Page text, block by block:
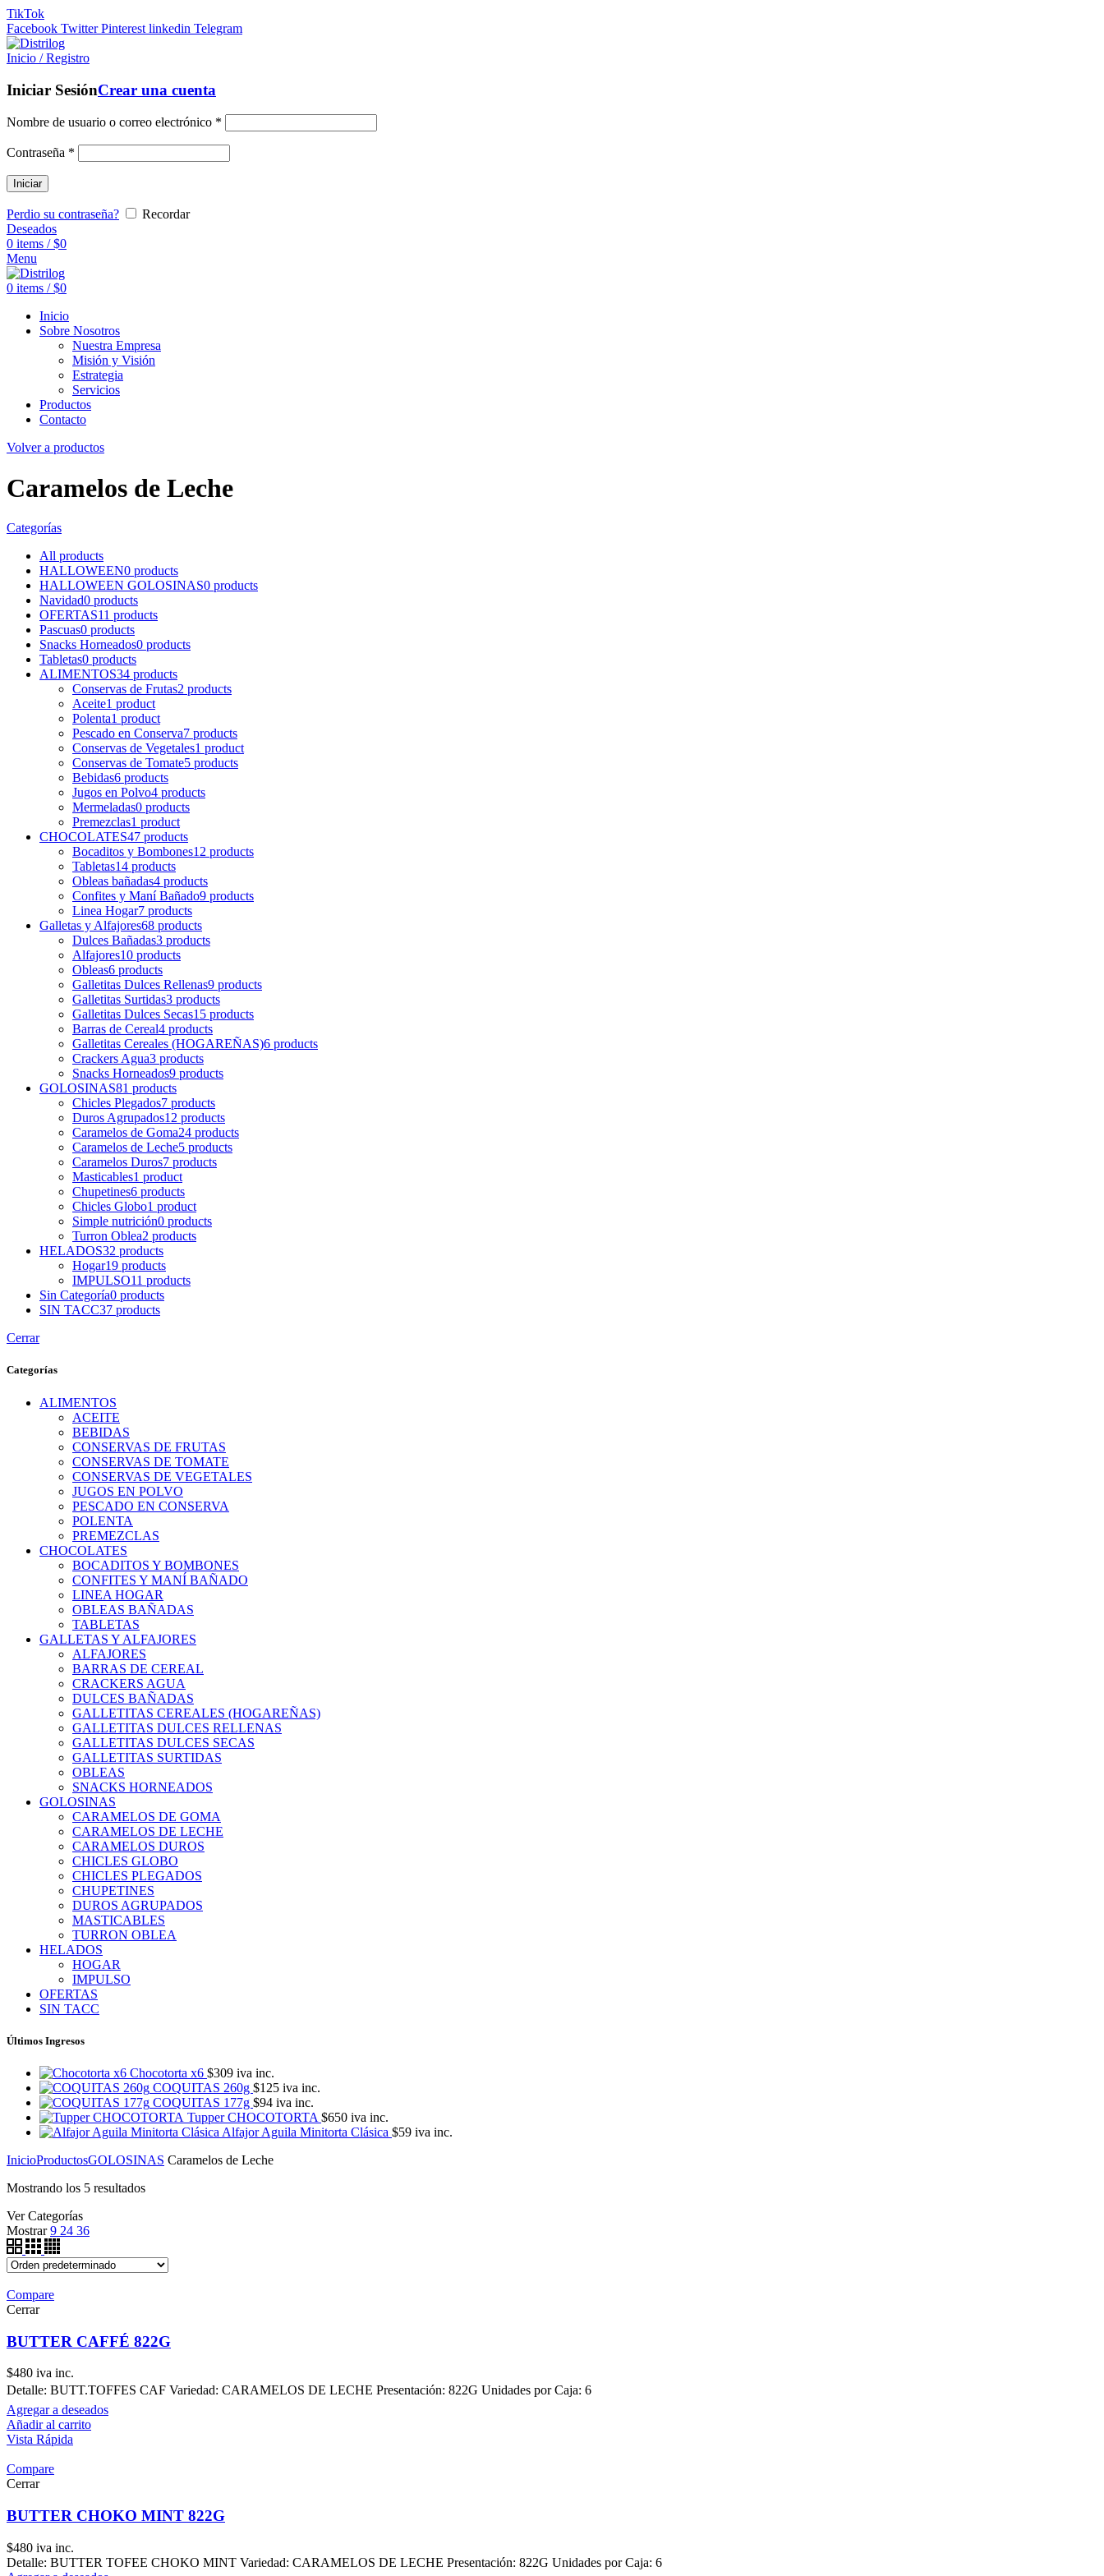
TikTok
Facebook Twitter Pinterest linkedin Telegram
Inicio / Registro
Iniciar SesiónCrear una cuenta
Nombre de usuario o correo electrónico *
Contraseña *
Iniciar
Perdio su contraseña?
Recordar
Deseados
0 items / $0
Menu
0 items / $0
Inicio
Sobre Nosotros
Nuestra Empresa
Misión y Visión
Estrategia
Servicios
Productos
Contacto
Volver a productos
Caramelos de Leche
Categorías
All products
HALLOWEEN0 products
HALLOWEEN GOLOSINAS0 products
Navidad0 products
OFERTAS11 products
Pascuas0 products
Snacks Horneados0 products
Tabletas0 products
ALIMENTOS34 products
Conservas de Frutas2 products
Aceite1 product
Polenta1 product
Pescado en Conserva7 products
Conservas de Vegetales1 product
Conservas de Tomate5 products
Bebidas6 products
Jugos en Polvo4 products
Mermeladas0 products
Premezclas1 product
CHOCOLATES47 products
Bocaditos y Bombones12 products
Tabletas14 products
Obleas bañadas4 products
Confites y Maní Bañado9 products
Linea Hogar7 products
Galletas y Alfajores68 products
Dulces Bañadas3 products
Alfajores10 products
Obleas6 products
Galletitas Dulces Rellenas9 products
Galletitas Surtidas3 products
Galletitas Dulces Secas15 products
Barras de Cereal4 products
Galletitas Cereales (HOGAREÑAS)6 products
Crackers Agua3 products
Snacks Horneados9 products
GOLOSINAS81 products
Chicles Plegados7 products
Duros Agrupados12 products
Caramelos de Goma24 products
Caramelos de Leche5 products
Caramelos Duros7 products
Masticables1 product
Chupetines6 products
Chicles Globo1 product
Simple nutrición0 products
Turron Oblea2 products
HELADOS32 products
Hogar19 products
IMPULSO11 products
Sin Categoría0 products
SIN TACC37 products
Cerrar
Categorías
ALIMENTOS
ACEITE
BEBIDAS
CONSERVAS DE FRUTAS
CONSERVAS DE TOMATE
CONSERVAS DE VEGETALES
JUGOS EN POLVO
PESCADO EN CONSERVA
POLENTA
PREMEZCLAS
CHOCOLATES
BOCADITOS Y BOMBONES
CONFITES Y MANÍ BAÑADO
LINEA HOGAR
OBLEAS BAÑADAS
TABLETAS
GALLETAS Y ALFAJORES
ALFAJORES
BARRAS DE CEREAL
CRACKERS AGUA
DULCES BAÑADAS
GALLETITAS CEREALES (HOGAREÑAS)
GALLETITAS DULCES RELLENAS
GALLETITAS DULCES SECAS
GALLETITAS SURTIDAS
OBLEAS
SNACKS HORNEADOS
GOLOSINAS
CARAMELOS DE GOMA
CARAMELOS DE LECHE
CARAMELOS DUROS
CHICLES GLOBO
CHICLES PLEGADOS
CHUPETINES
DUROS AGRUPADOS
MASTICABLES
TURRON OBLEA
HELADOS
HOGAR
IMPULSO
OFERTAS
SIN TACC
Últimos Ingresos
Chocotorta x6 $309 iva inc.
COQUITAS 260g $125 iva inc.
COQUITAS 177g $94 iva inc.
Tupper CHOCOTORTA $650 iva inc.
Alfajor Aguila Minitorta Clásica $59 iva inc.
InicioProductosGOLOSINAS Caramelos de Leche
Mostrando los 5 resultados
Ver Categorías
Mostrar 9 24 36
Compare
Cerrar
BUTTER CAFFÉ 822G
$480 iva inc.
Detalle: BUTT.TOFFES CAF Variedad: CARAMELOS DE LECHE Presentación: 822G Unidades por Caja: 6
Agregar a deseados
Añadir al carrito
Vista Rápida
Compare
Cerrar
BUTTER CHOKO MINT 822G
$480 iva inc.
Detalle: BUTTER TOFEE CHOKO MINT Variedad: CARAMELOS DE LECHE Presentación: 822G Unidades por Caja: 6